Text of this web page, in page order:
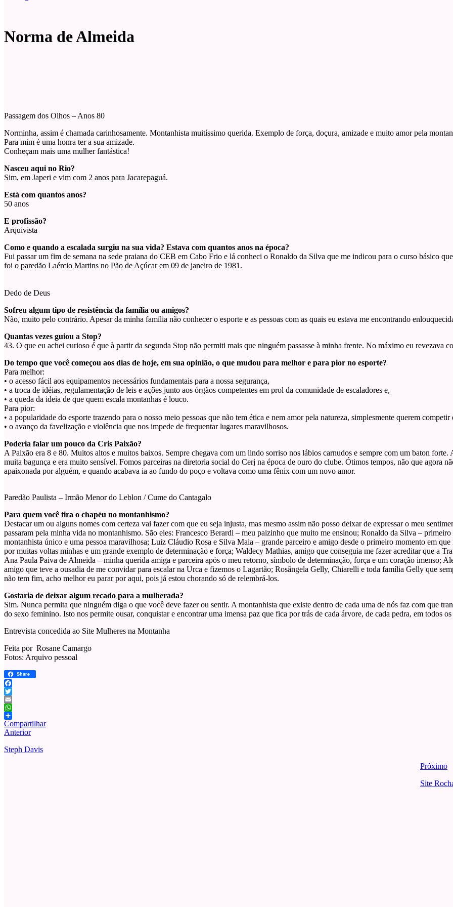
Norma de Almeida
Passagem dos Olhos – Anos 80
Norminha, assim é chamada carinhosamente. Montanhista muitíssimo querida. Exemplo de força, doçura, amizade e muito amor pela
Para mim é uma honra ter a sua amizade.
Conheçam mais uma mulher fantástica!
Nasceu aqui no Rio?
Sim, em Japeri e vim com 2 anos para Jacarepaguá.
Está com quantos anos?
50 anos
E profissão?
Arquivista
Como e quando a escalada surgiu na sua vida? Estava com quantos anos na época?
Fui passar um fim de semana na sede praiana do CEB em Cabo Frio e lá conheci o Ronaldo da Silva que me indicou para o curso básico
foi o paredão Laércio Martins no Pão de Açúcar em 09 de janeiro de 1981.
Dedo de Deus
Sofreu algum tipo de resistência da família ou amigos?
Não, muito pelo contrário. Apesar da minha família não conhecer o esporte e as pessoas com as quais eu estava me encontrando
Quantas vezes guiou a Stop?
43. O que eu achei curioso é que à partir da segunda Stop não permiti mais que ninguém passasse à minha frente. No máximo eu revezava
Do tempo que você começou aos dias de hoje, em sua opinião, o que mudou para melhor e para pior no esporte?
Para melhor:
• o acesso fácil aos equipamentos necessários fundamentais para a nossa segurança,
• a troca de idéias, regulamentação de leis e ações junto aos órgãos competentes em prol da comunidade de escaladores e,
• a queda da ideia de que quem escala montanhas é louco.
Para pior:
• a popularidade do esporte trazendo para o nosso meio pessoas que não tem ética e nem amor pela natureza, simplesmente querem competir
• o avanço da favelização e violência que nos impede de frequentar lugares maravilhosos.
Poderia falar um pouco da Cris Paixão?
A Paixão era 8 e 80. Muitos altos e muitos baixos. Sempre chegava com um lindo sorriso nos lábios carnudos e sempre com um baton forte.
muita bagunça e era muito sensível. Fomos parceiras na diretoria social do Cerj na época de ouro do clube. Ótimos tempos, não que agora
apaixonada por alguém, e quando acabava ia ao fundo do poço e voltava como uma fênix com um novo amor.
Paredão Paulista – Irmão Menor do Leblon / Cume do Cantagalo
Para quem você tira o chapéu no montanhismo?
Destacar um ou alguns nomes com certeza vai fazer com que eu seja injusta, mas mesmo assim não posso deixar de expressar o meu
passaram pela minha vida no montanhismo. São eles: Francesco Berardi – meu paizinho que muito me ensinou; Ronaldo da Silva –
montanhista único e uma pessoa maravilhosa; Luiz Cláudio Rosa e Silva Maia – grande parceiro e amigo desde o primeiro momento em
por muitas voltas minhas e um grande exemplo de determinação e força; Waldecy Mathias, amigo que conseguia me fazer acreditar que a
Ana Paula Paiva de Almeida – minha querida amiga e parceira após o meu retorno, símbolo de determinação, força e um coração imenso;
amigo que teve a ousadia de me convidar para escalar na Urca e fizemos o Lagartão; Rosângela Gelly, Chiarelli e toda família Gelly que
não tem fim, acho melhor eu parar por aqui, pois já estou chorando só de relembrá-los.
Gostaria de deixar algum recado para a mulherada?
Sim. Nunca permita que ninguém diga o que você deve fazer ou sentir. A montanhista que existe dentro de cada uma de nós faz com que
do sexo feminino. Isto nos permite ousar, conquistar e encontrar uma imensa paz que fica por trás de cada árvore, de cada pedra, em todos os
Entrevista concedida ao Site Mulheres na Montanha
Feita por Rosane Camargo
Fotos: Arquivo pessoal
Share
Facebook
Twitter
Email
WhatsApp
Compartilhar
Anterior
Steph Davis
Próximo
Site